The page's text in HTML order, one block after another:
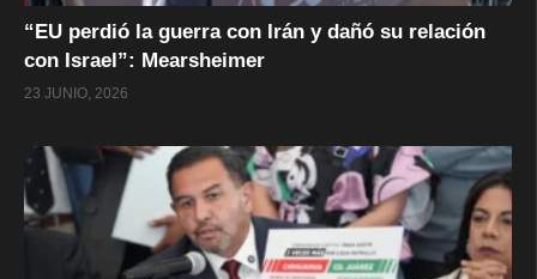
“EU perdió la guerra con Irán y dañó su relación
con Israel”: Mearsheimer
23 JUNIO, 2026